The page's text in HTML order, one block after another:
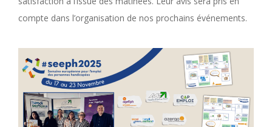
compte dans l’organisation de nos prochains événements.